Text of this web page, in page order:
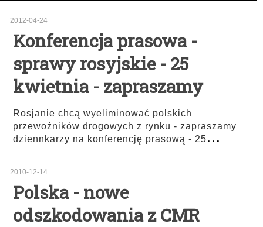
2012-04-24
Konferencja prasowa -
sprawy rosyjskie - 25
kwietnia - zapraszamy
Rosjanie chcą wyeliminować polskich
przewoźników drogowych z rynku - zapraszamy
dziennkarzy na konferencję prasową - 25...
2010-12-14
Polska - nowe
odszkodowania z CMR